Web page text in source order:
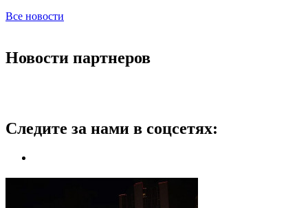
Все новости
Новости партнеров
Следите за нами в соцсетях: